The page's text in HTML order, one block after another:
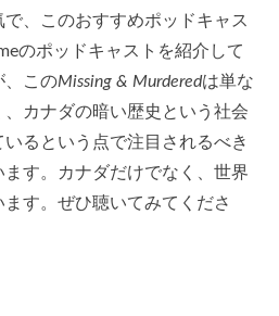
、このおすすめポッドキャス
のポッドキャストを紹介して
、このMissing & Murderedは単な
カナダの暗い歴史という社会
るという点で注目されるべき
す。カナダだけでなく、世界
す。ぜひ聴いてみてくださ